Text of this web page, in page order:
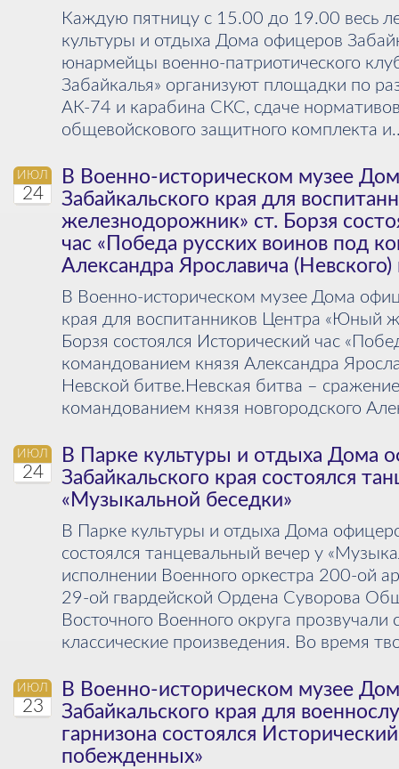
Каждую пятницу с 15.00 до 19.00 весь
культуры и отдыха Дома офицеров
юнармейцы военно-патриотического
Забайкалья» организуют площадки по
АК-74 и карабина СКС, сдаче
общевойскового защитного комплекта
ИЮЛ
24
В Военно-историческом музее
Забайкальского края для
железнодорожник» ст. Борзя
час «Победа русских воинов под
Александра Ярославича
В Военно-историческом музее Дома
края для воспитанников Центра «Юный
Борзя состоялся Исторический час
командованием князя Александра
Невской битве.Невская битва –
командованием князя новгородского
ИЮЛ
24
В Парке культуры и отдыха Дома
Забайкальского края состоялся
«Музыкальной беседки»
В Парке культуры и отдыха Дома
состоялся танцевальный вечер у
исполнении Военного оркестра 200-ой
29-ой гвардейской Ордена Суворова
Восточного Военного округа
классические произведения. Во время
ИЮЛ
23
В Военно-историческом музее
Забайкальского края для
гарнизона состоялся
побежденных»